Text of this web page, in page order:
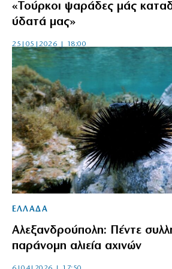
«Τούρκοι ψαράδες μάς
ύδατά μας»
25|05|2026 | 18:00
ΕΛΛΑΔΑ
Αλεξανδρούπολη: Πέντε
παράνομη αλιεία αχινών